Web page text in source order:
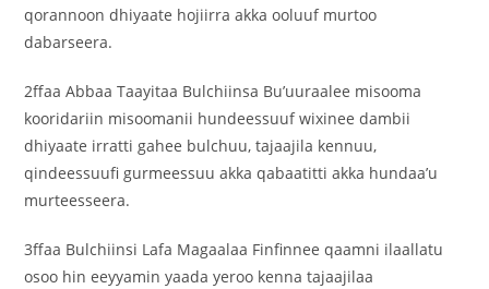
qorannoon dhiyaate hojiirra akka ooluuf murtoo
dabarseera.
2ffaa Abbaa Taayitaa Bulchiinsa Bu’uuraalee misooma
kooridariin misoomanii hundeessuuf wixinee dambii
dhiyaate irratti gahee bulchuu, tajaajila kennuu,
qindeessuufi gurmeessuu akka qabaatitti akka hundaa’u
murteesseera.
3ffaa Bulchiinsi Lafa Magaalaa Finfinnee qaamni ilaallatu
osoo hin eeyyamin yaada yeroo kenna tajaajilaa